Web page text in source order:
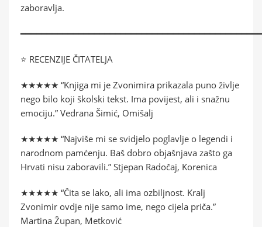
zaboravlja.
⭐ RECENZIJE ČITATELJA
★★★★★ “Knjiga mi je Zvonimira prikazala puno življe
nego bilo koji školski tekst. Ima povijest, ali i snažnu
emociju.” Vedrana Šimić, Omišalj
★★★★★ “Najviše mi se svidjelo poglavlje o legendi i
narodnom pamćenju. Baš dobro objašnjava zašto ga
Hrvati nisu zaboravili.” Stjepan Radočaj, Korenica
★★★★★ “Čita se lako, ali ima ozbiljnost. Kralj
Zvonimir ovdje nije samo ime, nego cijela priča.”
Martina Župan, Metković